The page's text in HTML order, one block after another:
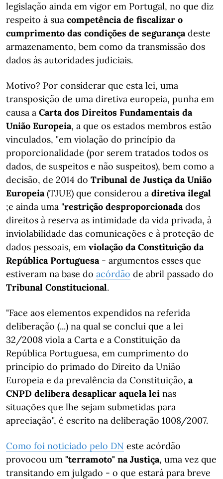
legislação ainda em vigor em Portugal, no que diz
respeito à sua competência de fiscalizar o
cumprimento das condições de segurançadeste
armazenamento, bem como da transmissão dos
dados às autoridades judiciais.
Motivo? Por considerar que esta lei, uma
transposição de uma diretiva europeia, punha em
causa a Carta dos Direitos Fundamentais da
União Europeia, a que os estados membros estão
vinculados, "em violação do princípio da
proporcionalidade (por serem tratados todos os
dados, de suspeitos e não suspeitos), bem como a
decisão, de 2014 do Tribunal de Justiça da União
Europeia(TJUE) que considerou a diretiva ilegal
;e ainda uma "restrição desproporcionadados
direitos à reserva as intimidade da vida privada, à
inviolabilidade das comunicações e à proteção de
dados pessoais, em violação da Constituição da
República Portuguesa- argumentos esses que
estiveram na base do acórdão de abril passado do
Tribunal Constitucional.
"Face aos elementos expendidos na referida
deliberação (...) na qual se conclui que a lei
32/2008 viola a Carta e a Constituição da
República Portuguesa, em cumprimento do
princípio do primado do Direito da União
Europeia e da prevalência da Constituição, a
CNPD delibera desaplicar aquela lei nas
situações que lhe sejam submetidas para
apreciação", é escrito na deliberação 1008/2007.
Como foi noticiado pelo DN este acórdão
provocou um "terramoto" na Justiça, uma vez que
transitando em julgado - o que estará para breve